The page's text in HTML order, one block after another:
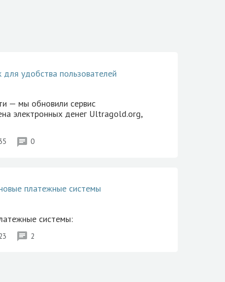
удобства пользователей
— мы обновили сервис
электронных денег Ultragold.org,
chat 0
платежные системы
системы:
chat 2